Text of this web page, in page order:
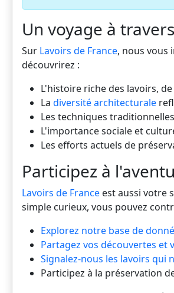
Un voyage à
Sur Lavoirs de France, nous vous
découvrirez :
L'histoire riche des lavoirs,
La diversité architecturale
Les techniques
L'importance sociale et
Les efforts actuels de
Participez à
Lavoirs de France est aussi votre
simple curieux, vous pouvez
Explorez notre base de
Partagez vos découvertes et
Signalez-nous les lavoirs qui
Participez à la préservation